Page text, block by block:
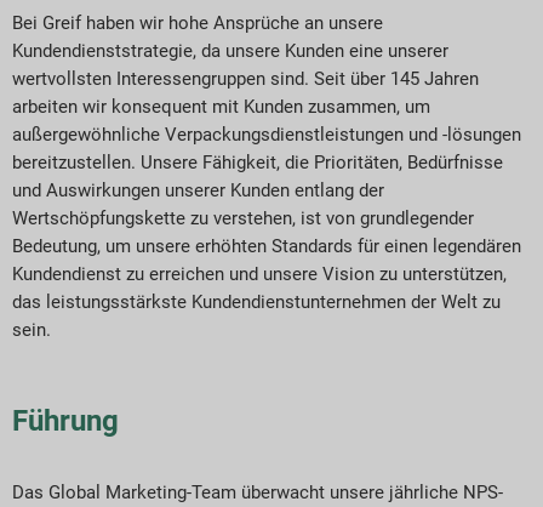
Bei Greif haben wir hohe Ansprüche an unsere
Kundendienststrategie, da unsere Kunden eine unserer
wertvollsten Interessengruppen sind. Seit über 145 Jahren
arbeiten wir konsequent mit Kunden zusammen, um
außergewöhnliche Verpackungsdienstleistungen und -lösungen
bereitzustellen. Unsere Fähigkeit, die Prioritäten, Bedürfnisse
und Auswirkungen unserer Kunden entlang der
Wertschöpfungskette zu verstehen, ist von grundlegender
Bedeutung, um unsere erhöhten Standards für einen legendären
Kundendienst zu erreichen und unsere Vision zu unterstützen,
das leistungsstärkste Kundendienstunternehmen der Welt zu
sein.
Führung
Das Global Marketing-Team überwacht unsere jährliche NPS-